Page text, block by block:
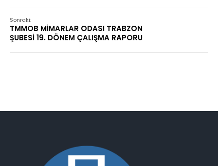
Sonraki:
TMMOB MİMARLAR ODASI TRABZON
ŞUBESİ 19. DÖNEM ÇALIŞMA RAPORU